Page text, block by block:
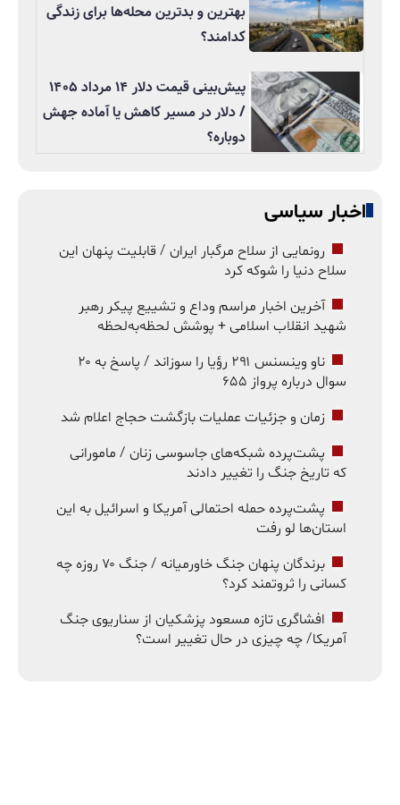
بهترین و بدترین محله‌ها برای زندگی
کدامند؟
پیش‌بینی قیمت دلار ۱۴ مرداد ۱۴۰۵
/ دلار در مسیر کاهش یا آماده جهش
دوباره؟
اخبار سیاسی
رونمایی از سلاح مرگبار ایران / قابلیت پنهان این
سلاح دنیا را شوکه کرد
آخرین اخبار مراسم وداع و تشییع پیکر رهبر
شهید انقلاب اسلامی + پوشش لحظه‌به‌لحظه
ناو وینسنس ۲۹۱ رؤیا را سوزاند / پاسخ به ۲۰
سوال درباره پرواز ۶۵۵
زمان و جزئیات عملیات بازگشت حجاج اعلام شد
پشت‌پرده شبکه‌های جاسوسی زنان / مامورانی
که تاریخ جنگ را تغییر دادند
پشت‌پرده حمله احتمالی آمریکا و اسرائیل به این
استان‌ها لو رفت
برندگان پنهان جنگ خاورمیانه / جنگ ۷۰ روزه چه
کسانی را ثروتمند کرد؟
افشاگری تازه مسعود پزشکیان از سناریوی جنگ
آمریکا/ چه چیزی در حال تغییر است؟